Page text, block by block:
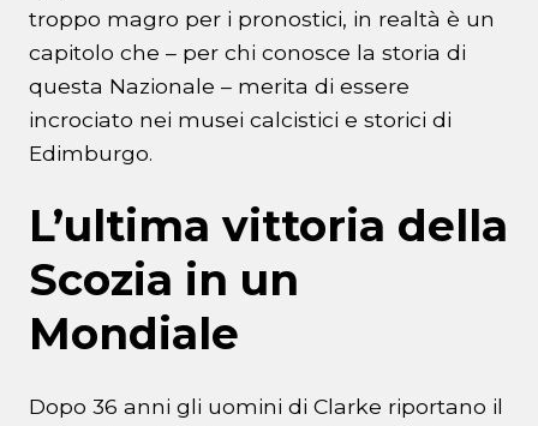
troppo magro per i pronostici, in realtà è un
capitolo che – per chi conosce la storia di
questa Nazionale – merita di essere
incrociato nei musei calcistici e storici di
Edimburgo.
L’ultima vittoria della
Scozia in un
Mondiale
Dopo 36 anni gli uomini di Clarke riportano il